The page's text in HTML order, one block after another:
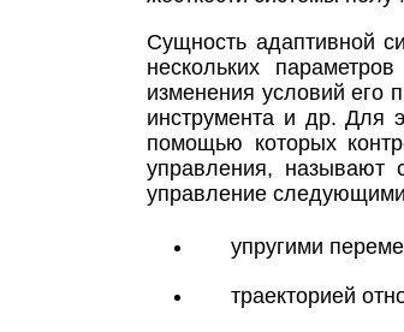
Сущность адаптивной
нескольких
изменения условий его
инструмента и др. Для
помощью которых
управления, называют
управление
упругими
траекторией